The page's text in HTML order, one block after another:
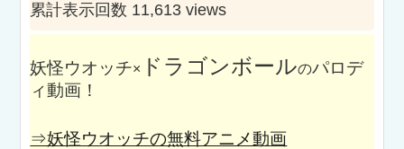
累計表示回数 11,613 views
妖怪ウオッチ× ドラゴンボールのパロデ
ィ動画！
⇒妖怪ウオッチの無料アニメ動画